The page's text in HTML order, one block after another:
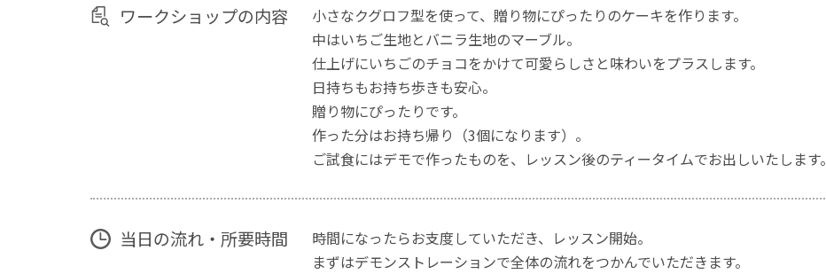
ワークショップの内容
小さなクグロフ型を使って、贈り物にぴったりのケーキを作ります。
中はいちご生地とバニラ生地のマーブル。
仕上げにいちごのチョコをかけて可愛らしさと味わいをプラスします。
日持ちもお持ち歩きも安心。
贈り物にぴったりです。
​作った分はお持ち帰り（3個になります）。
ご試食にはデモで作ったものを、レッスン後のティータイムでお出しいたします。
当日の流れ・所要時間
時間になったらお支度していただき、レッスン開始。
まずはデモンストレーションで全体の流れをつかんでいただきます。